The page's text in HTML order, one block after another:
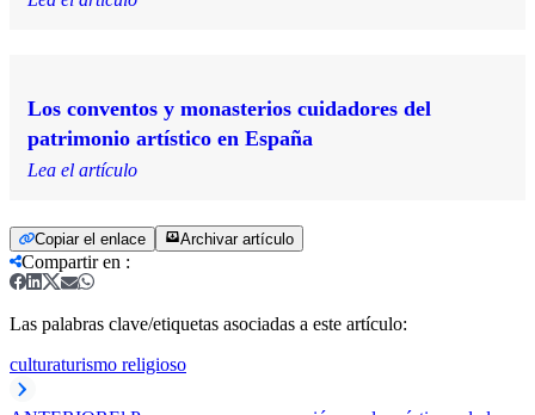
Los conventos y monasterios cuidadores del
patrimonio artístico en España
Lea el artículo
Copiar el enlace Archivar artículo
Compartir en :
Las palabras clave/etiquetas asociadas a este artículo:
culturaturismo religioso